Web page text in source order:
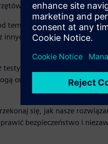
tempa produkcji,
czynników. Ich
pozwalają inżynierom na
oni szybko zoptymalizować
się, jak nasze
bezpieczeństwo i